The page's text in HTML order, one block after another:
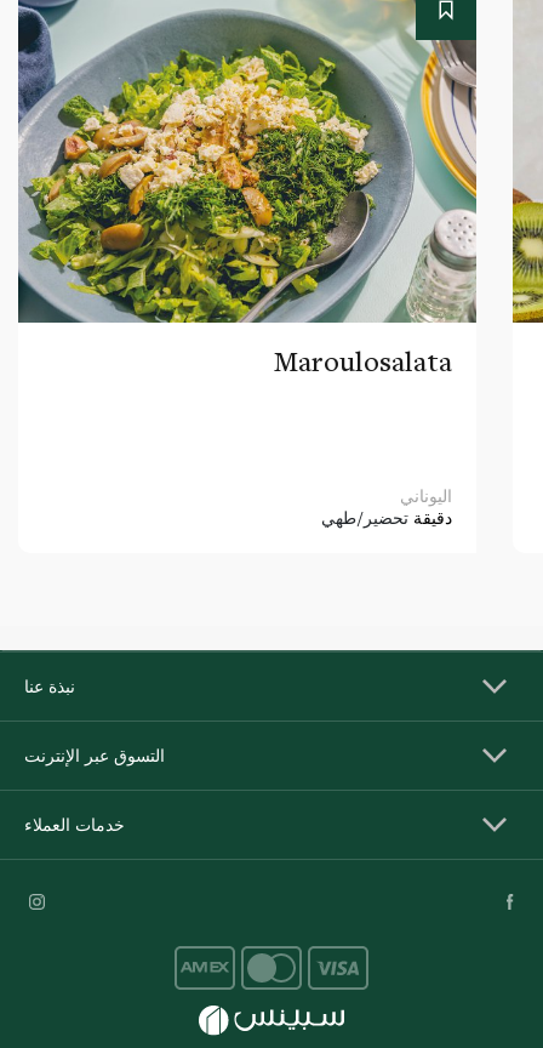
Maroulosalata
اليوناني
دقيقة تحضير/طهي
نبذة عنا
التسوق عبر الإنترنت
خدمات العملاء